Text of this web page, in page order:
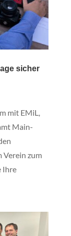
sicher
mit EMiL,
Main-
zum
Ihre